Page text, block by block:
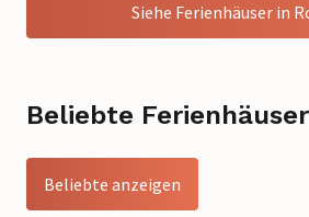
Siehe Ferienhäuser in
Beliebte
Beliebte anzeigen